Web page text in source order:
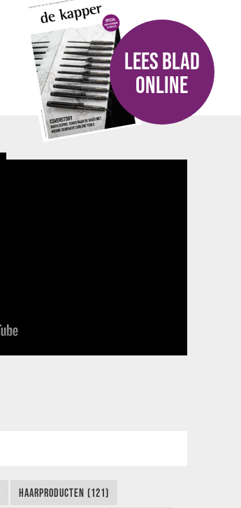
LEES BLAD
ONLINE
HAARPRODUCTEN (121)